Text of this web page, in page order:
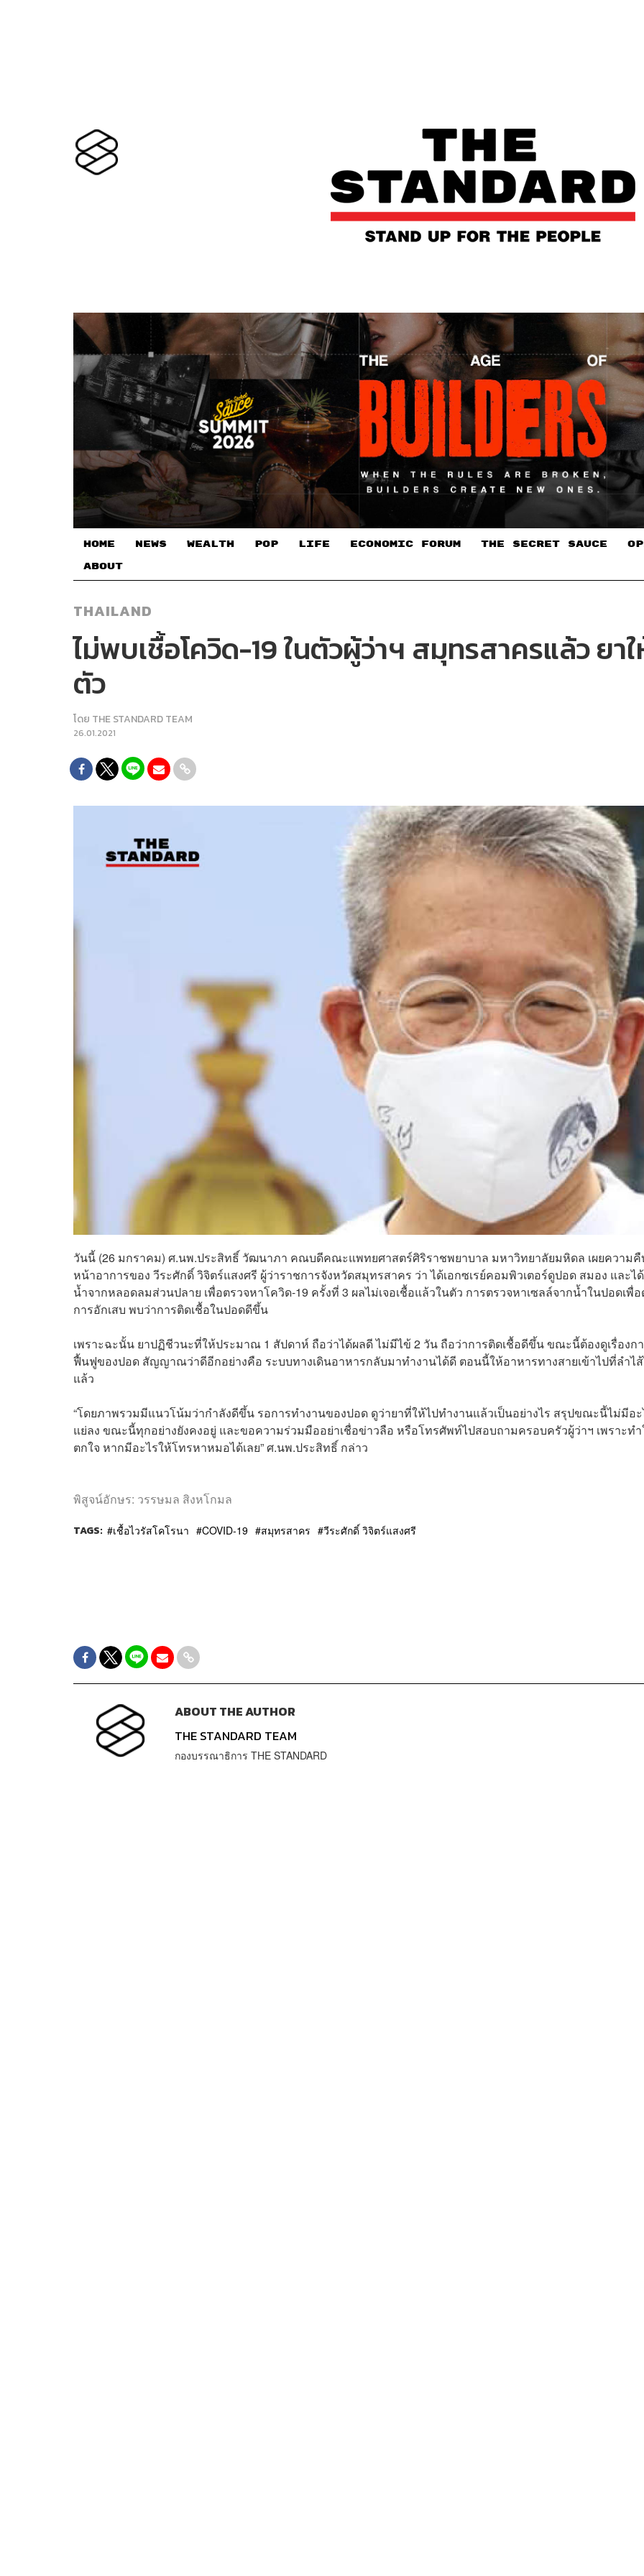
HOME NEWS WEALTH POP LIFE ECONOMIC FORUM THE SECRET SAUCE​
ABOUT
THAILAND
ไม่พบเชื้อโควิด-19 ในตัวผู้ว่าฯ สมุทรสาครแล้ว ย
ตัว
โดย THE STANDARD TEAM
26.01.2021
วันนี้ (26 มกราคม) ศ.นพ.ประสิทธิ์ วัฒนาภา คณบดีคณะแพทยศาสตร์ศิริราชพยาบาล มหาวิทยาลัยมหิดล เผยความคื
หน้าอาการของ วีระศักดิ์ วิจิตร์แสงศรี ผู้ว่าราชการจังหวัดสมุทรสาคร ว่า ได้เอกซเรย์คอมพิวเตอร์ดูปอด สมอง และไ
น้ำจากหลอดลมส่วนปลาย เพื่อตรวจหาโควิด-19 ครั้งที่ 3 ผลไม่เจอเชื้อแล้วในตัว การตรวจหาเซลล์จากน้ำในปอดเพื่
การอักเสบ พบว่าการติดเชื้อในปอดดีขึ้น
เพราะฉะนั้น ยาปฏิชีวนะที่ให้ประมาณ 1 สัปดาห์ ถือว่าได้ผลดี ไม่มีไข้ 2 วัน ถือว่าการติดเชื้อดีขึ้น ขณะนี้ต้องดูเรื่องก
ฟื้นฟูของปอด สัญญาณว่าดีอีกอย่างคือ ระบบทางเดินอาหารกลับมาทำงานได้ดี ตอนนี้ให้อาหารทางสายเข้าไปที่ลำไ
แล้ว
“โดยภาพรวมมีแนวโน้มว่ากำลังดีขึ้น รอการทำงานของปอด ดูว่ายาที่ให้ไปทำงานแล้วเป็นอย่างไร สรุปขณะนี้ไม่มีอะ
แย่ลง ขณะนี้ทุกอย่างยังคงอยู่ และขอความร่วมมืออย่าเชื่อข่าวลือ หรือโทรศัพท์ไปสอบถามครอบครัวผู้ว่าฯ เพราะท
ตกใจ หากมีอะไรให้โทรหาหมอได้เลย” ศ.นพ.ประสิทธิ์ กล่าว
พิสูจน์อักษร: วรรษมล สิงหโกมล
TAGS: เชื้อไวรัสโคโรนา COVID-19 สมุทรสาคร วีระศักดิ์ วิจิตร์แสงศรี
ABOUT THE AUTHOR
THE STANDARD TEAM
กองบรรณาธิการ THE STANDARD